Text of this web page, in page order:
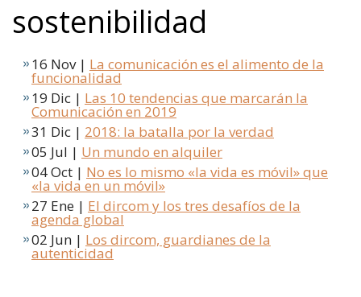
sostenibilidad
16 Nov | La comunicación es el alimento de la
funcionalidad
19 Dic | Las 10 tendencias que marcarán la
Comunicación en 2019
31 Dic | 2018: la batalla por la verdad
05 Jul | Un mundo en alquiler
04 Oct | No es lo mismo «la vida es móvil» que
«la vida en un móvil»
27 Ene | El dircom y los tres desafíos de la
agenda global
02 Jun | Los dircom, guardianes de la
autenticidad